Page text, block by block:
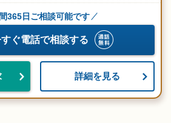
365日ご相談可能です
ぐ電話で相談する
詳細を見る